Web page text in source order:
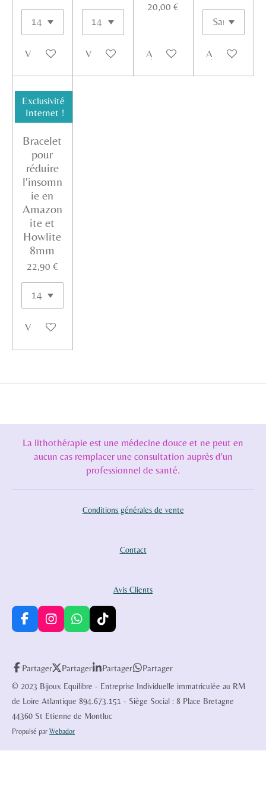
Voir les détails Voir les détails
20,00 €
Ajouter au panierAjouter au
Exclusivité
Internet !
Bracelet
pour
réduire
l'insomn
ie en
Amazon
ite et
Howlite
8mm
22,90 €
Voir les détails
La lithothérapie est une médecine douce et ne peut en
aucun cas remplacer une consultation auprès d'un
professionnel de santé.
Conditions générales de vente
Contact
Avis Clients
F
a
b
o
k
I
n
a
g
a
m
W
h
s
A
p
T
i
o
k
Partager Partager Partager Partager
© 2023 Bijoux Equilibre - Entreprise Individuelle immatriculée au RM
de Loire Atlantique 894.673.151 - Siège Social : 8 Place Bretagne
44360 St Etienne de Montluc
Propulsé par Webador